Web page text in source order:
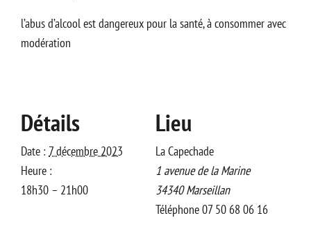
l’abus d’alcool est dangereux pour la santé, à consommer avec
modération
Détails
Date : 7 décembre 2023
Heure :
18h30 – 21h00
Lieu
La Capechade
1 avenue de la Marine
34340 Marseillan
Téléphone07 50 68 06 16